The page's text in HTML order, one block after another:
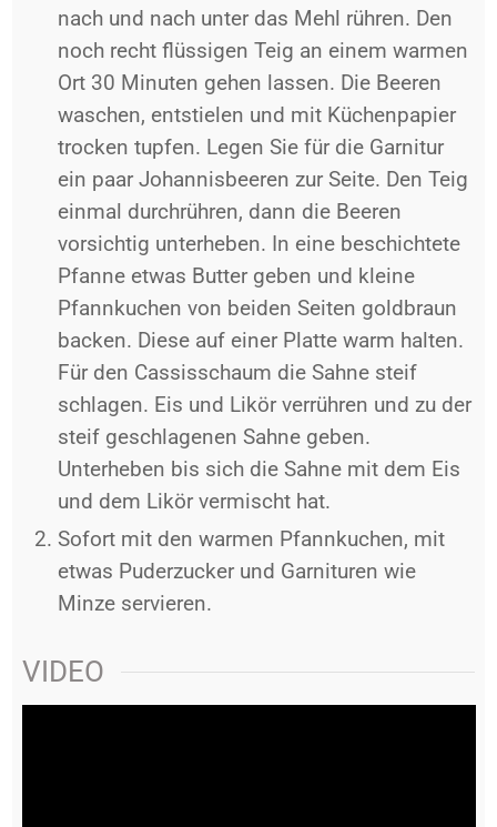
nach und nach unter das Mehl rühren. Den
noch recht flüssigen Teig an einem warmen
Ort 30 Minuten gehen lassen. Die Beeren
waschen, entstielen und mit Küchenpapier
trocken tupfen. Legen Sie für die Garnitur
ein paar Johannisbeeren zur Seite. Den Teig
einmal durchrühren, dann die Beeren
vorsichtig unterheben. In eine beschichtete
Pfanne etwas Butter geben und kleine
Pfannkuchen von beiden Seiten goldbraun
backen. Diese auf einer Platte warm halten.
Für den Cassisschaum die Sahne steif
schlagen. Eis und Likör verrühren und zu der
steif geschlagenen Sahne geben.
Unterheben bis sich die Sahne mit dem Eis
und dem Likör vermischt hat.
Sofort mit den warmen Pfannkuchen, mit
etwas Puderzucker und Garnituren wie
Minze servieren.
VIDEO